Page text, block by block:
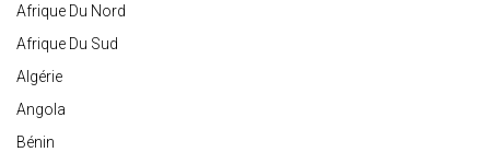
Afrique Du Nord
Afrique Du Sud
Algérie
Angola
Bénin